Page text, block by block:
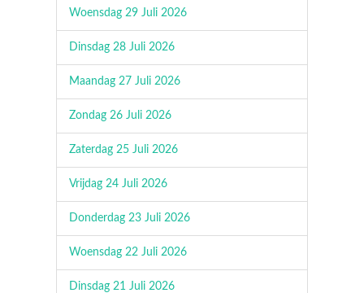
Woensdag 29 Juli 2026
Dinsdag 28 Juli 2026
Maandag 27 Juli 2026
Zondag 26 Juli 2026
Zaterdag 25 Juli 2026
Vrijdag 24 Juli 2026
Donderdag 23 Juli 2026
Woensdag 22 Juli 2026
Dinsdag 21 Juli 2026